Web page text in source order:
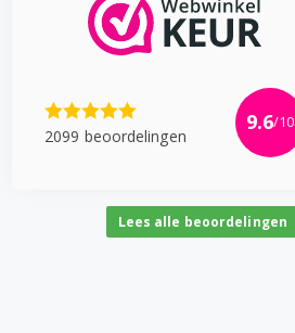
2099 beoordelingen
9.6/10
Lees alle beoordelingen